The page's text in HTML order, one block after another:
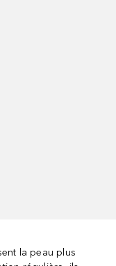
la peau plus